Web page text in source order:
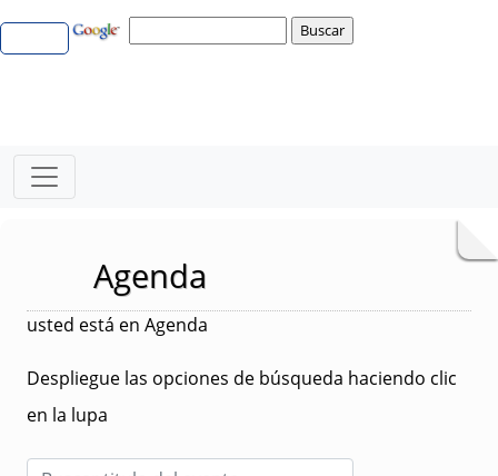
Agenda
usted está en Agenda
Despliegue las opciones de búsqueda haciendo clic
en la lupa